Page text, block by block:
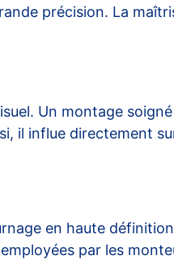
précision. La
Un montage
il influe directement
en haute
par les